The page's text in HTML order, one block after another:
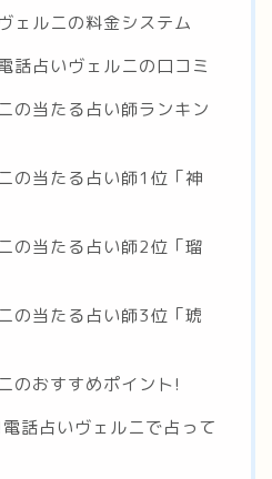
ェルニの料金システム
話占いヴェルニの口コミ
の当たる占い師ランキン
の当たる占い師1位「神
の当たる占い師2位「瑠
の当たる占い師3位「琥
のおすすめポイント!
話占いヴェルニで占って